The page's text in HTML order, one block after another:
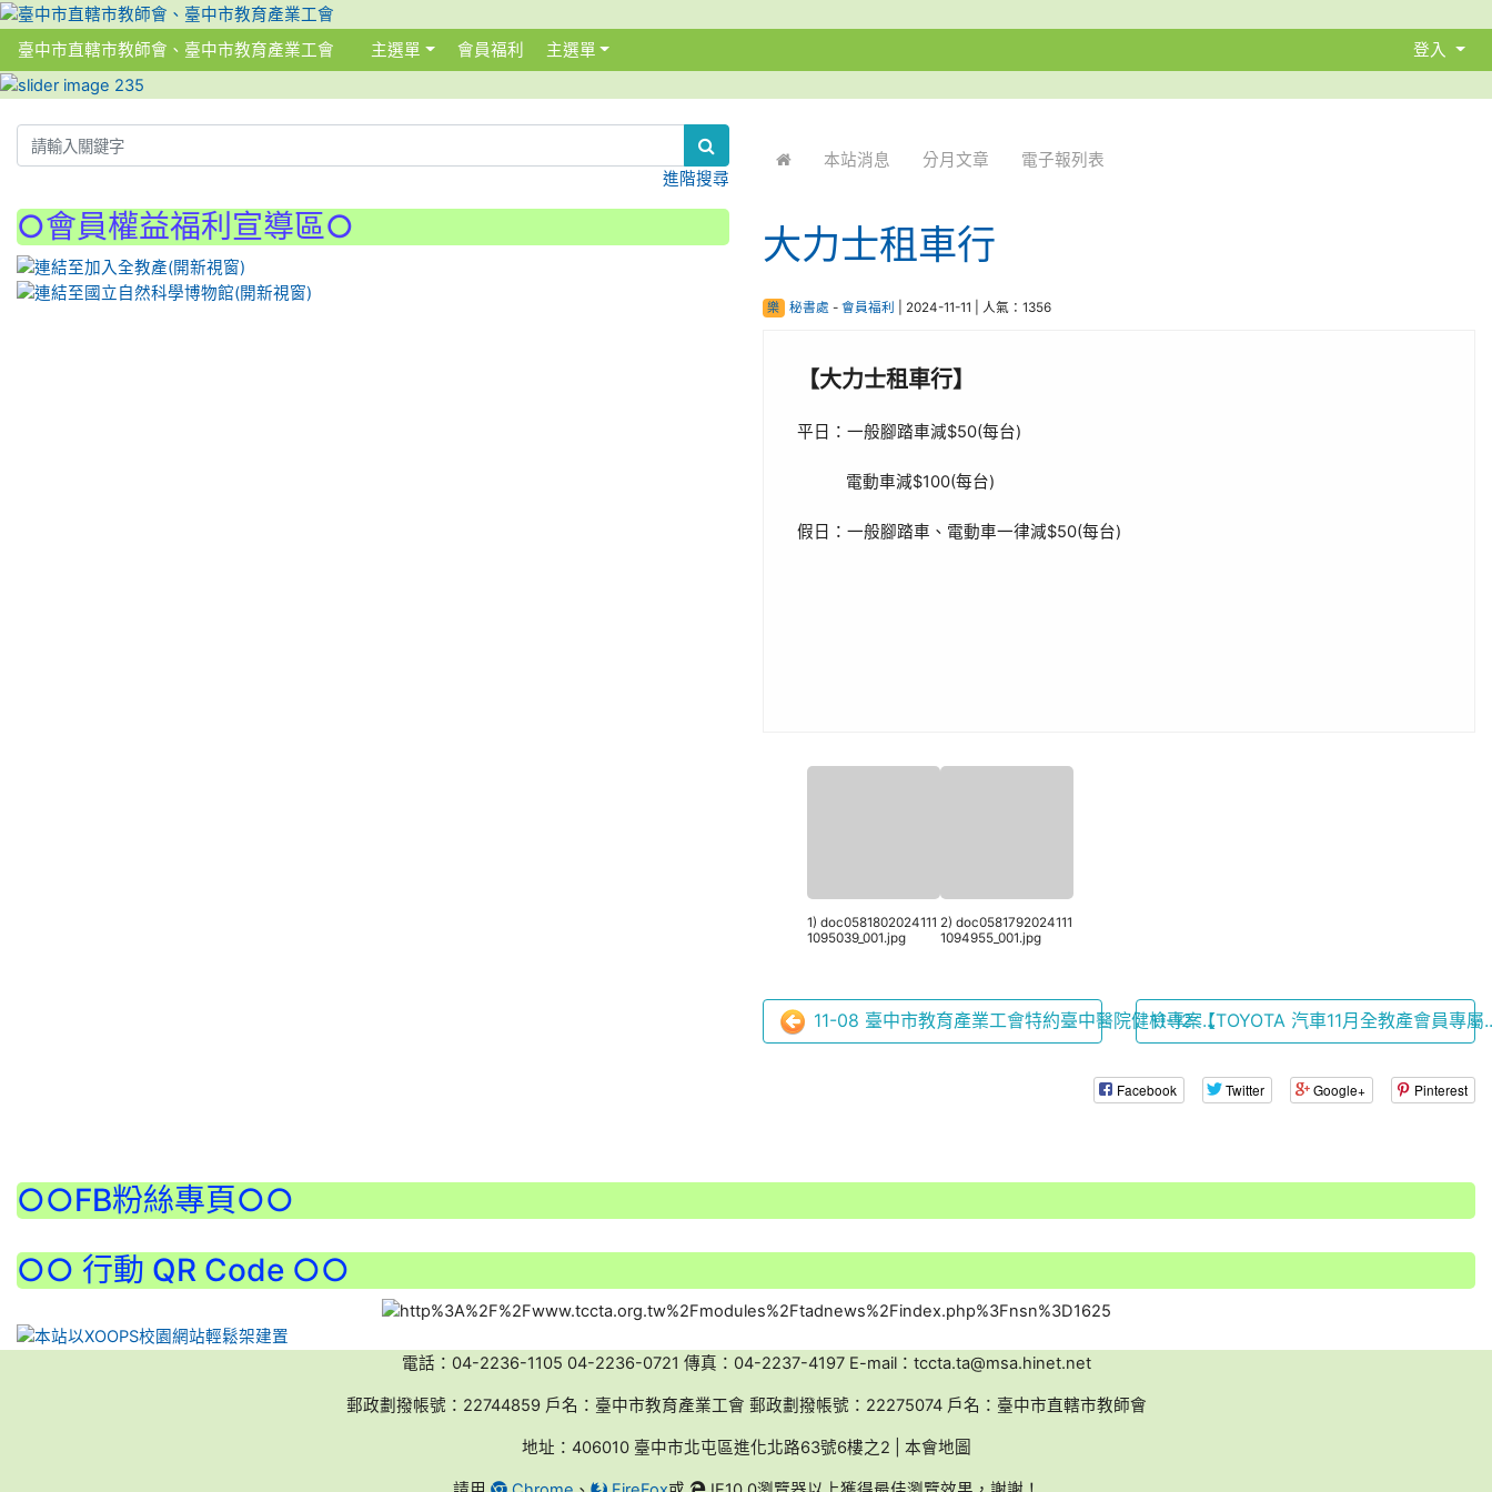
臺中市直轄市教師會、臺中市教育產業工會 主選單 會員福利 主選單 登入
本站消息 分月文章 電子報列表
大力士租車行
樂 秘書處 - 會員福利 | 2024-11-11 | 人氣：1356
【大力士租車行】
平日：一般腳踏車減$50(每台)
電動車減$100(每台)
假日：一般腳踏車、電動車一律減$50(每台)
1) doc0581802024111
1095039_001.jpg
2) doc0581792024111
1094955_001.jpg
11-08 臺中市教育產業工會特約臺中醫院健檢專案...11-12 【TOYOTA 汽車11月全教產會員專屬
Facebook Twitter Google+ Pinterest
進階搜尋
○會員權益福利宣導區○
○○FB粉絲專頁○○
○○ 行動 QR Code ○○
電話：04-2236-1105 04-2236-0721 傳真：04-2237-4197 E-mail：tccta.ta@msa.hinet.net
郵政劃撥帳號：22744859 戶名：臺中市教育產業工會 郵政劃撥帳號：22275074 戶名：臺中市直轄市教師會
地址：406010 臺中市北屯區進化北路63號6樓之2 | 本會地圖